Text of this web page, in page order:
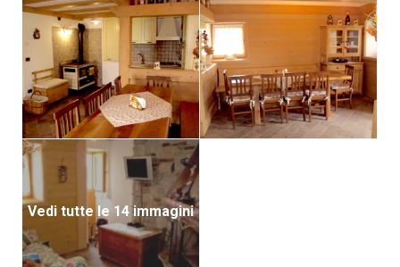
Vedi tutte le 14 immagini